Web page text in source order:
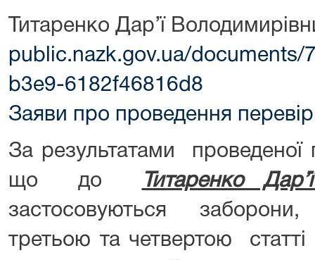
Титаренко Дар’ї
public.nazk.gov.ua/
b3e9-6182f46816d8
Заяви про проведення
За результатами проведеної
що до
Титаренко
застосовуються заборони,
третьою та четвертою